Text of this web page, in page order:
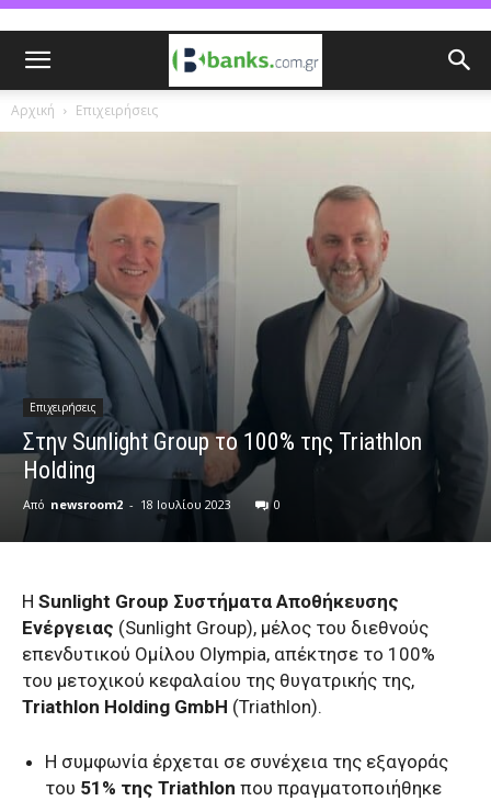
Αρχική Επιχειρήσεις
Επιχειρήσεις
Στην Sunlight Group το 100% της Triathlon
Holding
Από newsroom2 - 18 Ιουλίου 2023 0
Η Sunlight Group Συστήματα Αποθήκευσης
Ενέργειας (Sunlight Group), μέλος του διεθνούς
επενδυτικού Ομίλου Olympia, απέκτησε το 100%
του μετοχικού κεφαλαίου της θυγατρικής της,
Triathlon Holding GmbH (Triathlon).
Η συμφωνία έρχεται σε συνέχεια της εξαγοράς
του 51% της Triathlon που πραγματοποιήθηκε